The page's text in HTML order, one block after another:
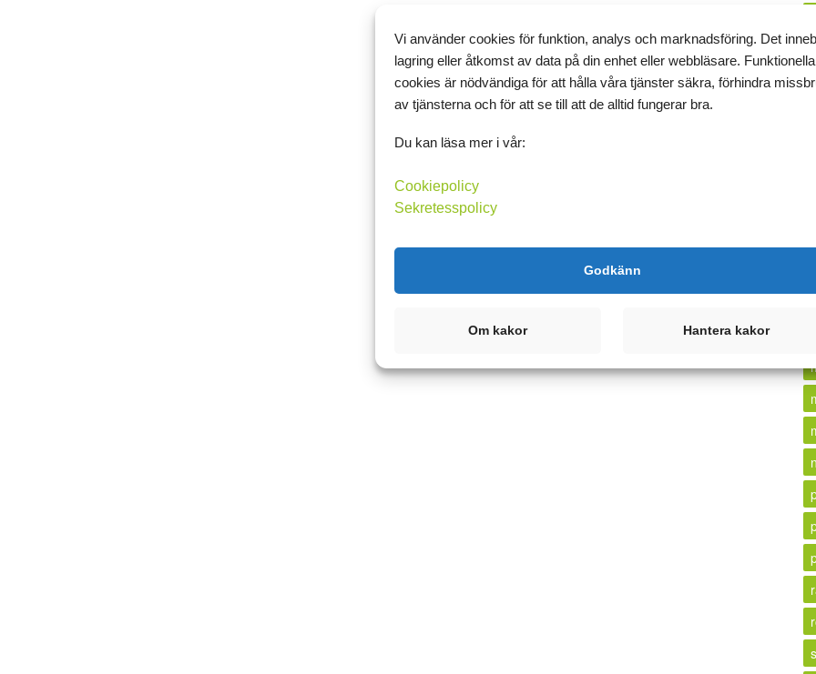
Vi använder cookies för funktion, analys och marknadsföring. Det
lagring eller åtkomst av data på din enhet eller webbläsare. Funktionella
cookies är nödvändiga för att hålla våra tjänster säkra, förhindra
av tjänsterna och för att se till att de alltid fungerar bra.
Du kan läsa mer i vår:
Cookiepolicy
Sekretesspolicy
Godkänn
Om kakor Hantera kakor